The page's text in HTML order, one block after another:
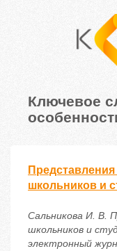
Ключевое
школьников и
Сальникова И. В.
школьников и
электронный